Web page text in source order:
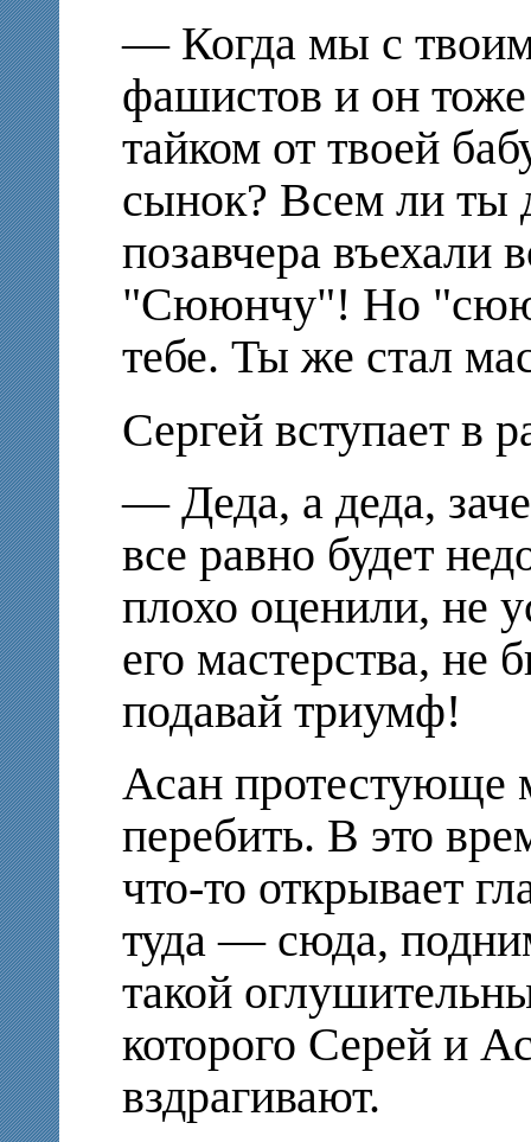
— Когда мы с
фашистов и он
тайком от твоей
сынок? Всем ли ты
позавчера въехали
"Сююнчу"! Но
тебе. Ты же стал
Сергей вступает в
— Деда, а деда,
все равно будет
плохо оценили, не
его мастерства, не
подавай триумф!
Асан протестующе
перебить. В это
что-то открывает
туда — сюда,
такой
которого Серей и
вздрагивают.